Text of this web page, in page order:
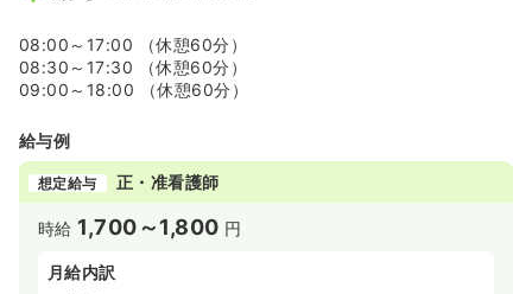
08:00～17:00 （休憩60分）
08:30～17:30 （休憩60分）
09:00～18:00 （休憩60分）
給与例
想定給与 正・准看護師
時給 1,700～1,800 円
月給内訳